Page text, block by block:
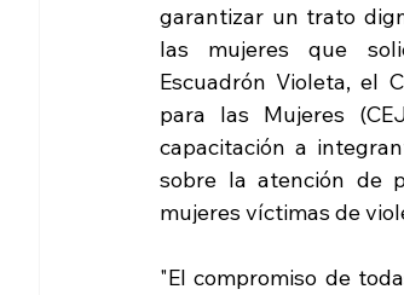
garantizar un trato
las mujeres que
Escuadrón Violeta, el
para las Mujeres
capacitación a
sobre la atención de
mujeres víctimas de
"El compromiso de